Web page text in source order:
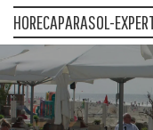
HORECAPARASOL-